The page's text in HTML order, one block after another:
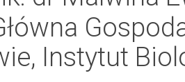
Instytut